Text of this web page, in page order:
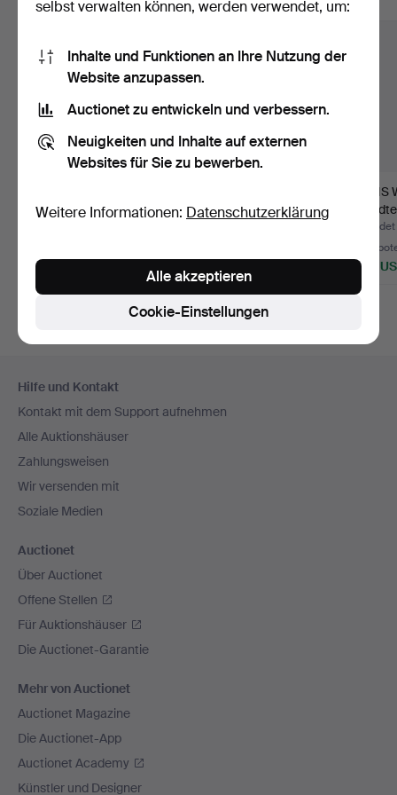
Modell „Parsa“,
64 USD
Wandteppich /
HANS
11
405
Navigation
Hilfe und Kontakt
Kontakt mit dem Support aufnehmen
Alle Auktionshäuser
Zahlungsweisen
Wir versenden mit
Soziale Medien
Auctionet
Über Auctionet
Offene Stellen
Für Auktionshäuser
Die Auctionet-Garantie
Mehr von Auctionet
Auctionet Magazine
Die Auctionet-App
Auctionet Academy
Künstler und Designer
selbst verwalten können, werden verwendet, um:
Inhalte und Funktionen an Ihre Nutzung der
Website anzupassen.
Auctionet zu entwickeln und verbessern.
Neuigkeiten und Inhalte auf externen
Websites für Sie zu bewerben.
Weitere Informationen: Datenschutzerklärung
Cookie-Einstellungen
Alle akzeptieren